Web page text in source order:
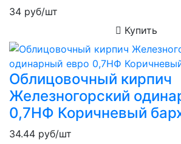
34 руб/шт
Купить
Облицовочный кирпич
Железногорский
0,7НФ Коричневый
34.44 руб/шт